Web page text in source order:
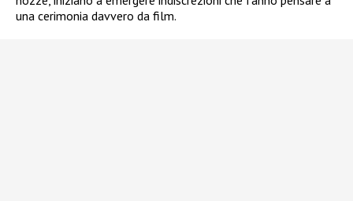
una cerimonia davvero da film.